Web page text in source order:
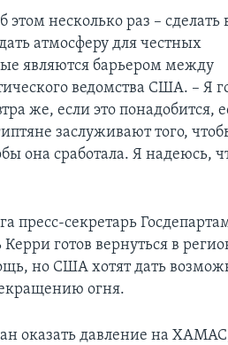
несколько раз – сделать
атмосферу для честных
являются барьером между
ведомства США. – Я
же, если это понадобится,
заслуживают того,
она сработала. Я надеюсь,
пресс-секретарь
готов вернуться в
но США хотят дать
огня.
оказать давление на